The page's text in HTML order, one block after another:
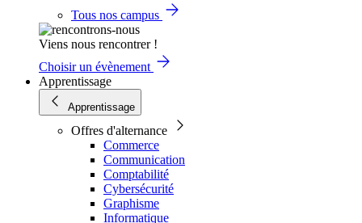
Tous nos campus
Viens nous rencontrer !
Choisir un évènement
Apprentissage
Apprentissage
Offres d'alternance
Commerce
Communication
Comptabilité
Cybersécurité
Graphisme
Informatique